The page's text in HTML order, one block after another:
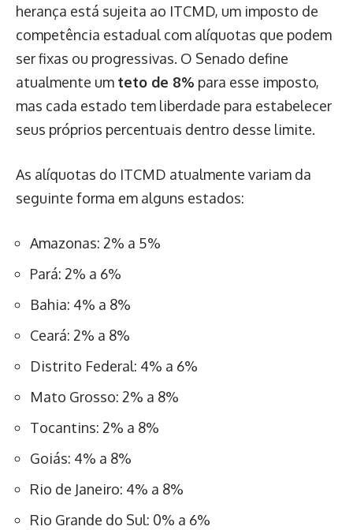
herança está sujeita ao ITCMD, um imposto de
competência estadual com alíquotas que podem
ser fixas ou progressivas. O Senado define
atualmente um teto de 8% para esse imposto,
mas cada estado tem liberdade para estabelecer
seus próprios percentuais dentro desse limite.
As alíquotas do ITCMD atualmente variam da
seguinte forma em alguns estados:
Amazonas: 2% a 5%
Pará: 2% a 6%
Bahia: 4% a 8%
Ceará: 2% a 8%
Distrito Federal: 4% a 6%
Mato Grosso: 2% a 8%
Tocantins: 2% a 8%
Goiás: 4% a 8%
Rio de Janeiro: 4% a 8%
Rio Grande do Sul: 0% a 6%